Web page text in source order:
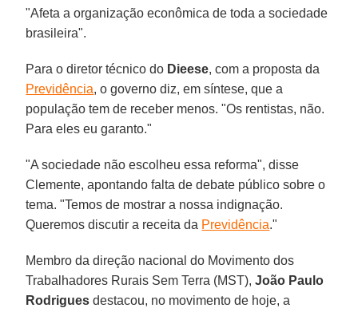
"Afeta a organização econômica de toda a sociedade
brasileira".
Para o diretor técnico do Dieese, com a proposta da
Previdência, o governo diz, em síntese, que a
população tem de receber menos. "Os rentistas, não.
Para eles eu garanto."
"A sociedade não escolheu essa reforma", disse
Clemente, apontando falta de debate público sobre o
tema. "Temos de mostrar a nossa indignação.
Queremos discutir a receita da Previdência."
Membro da direção nacional do Movimento dos
Trabalhadores Rurais Sem Terra (MST),João Paulo
Rodrigues destacou, no movimento de hoje, a